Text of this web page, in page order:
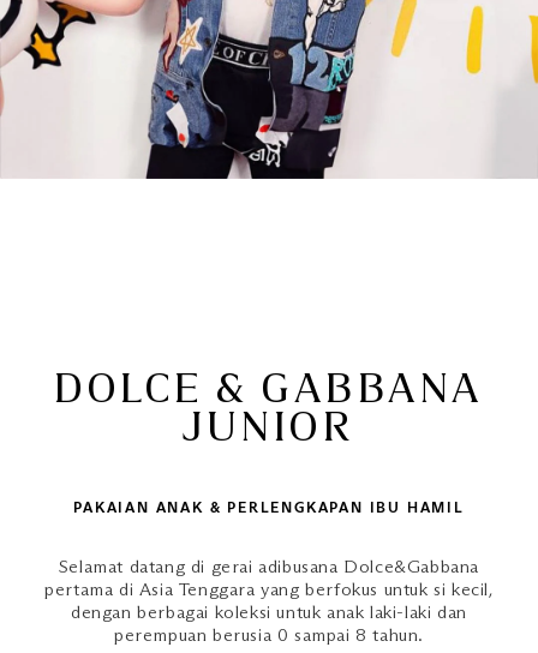
DOLCE & GABBANA
JUNIOR
PAKAIAN ANAK & PERLENGKAPAN IBU HAMIL
Selamat datang di gerai adibusana Dolce&Gabbana
pertama di Asia Tenggara yang berfokus untuk si kecil,
dengan berbagai koleksi untuk anak laki-laki dan
perempuan berusia 0 sampai 8 tahun.